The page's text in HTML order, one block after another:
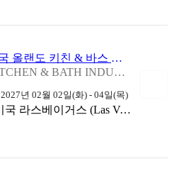
미국 올랜도 키친 & 바스 산업 박람회 2027
KITCHEN & BATH INDUSTRY SHOW 2027
2027년 02월 02일(화) - 04일(목)
미국 라스베이거스 (Las Vegas Convention Center (LVCC))